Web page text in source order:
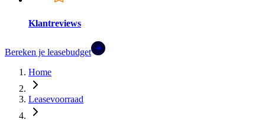
Klantreviews
Bereken je leasebudget
Home
Leasevoorraad